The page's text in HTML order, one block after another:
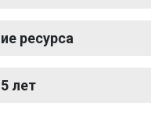
ресурса
лет